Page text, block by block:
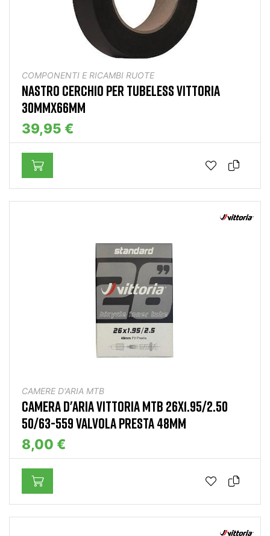
COMPONENTI E RICAMBI RUOTE
NASTRO CERCHIO PER TUBELESS VITTORIA
30MMX66MM
39,95 €
CAMERE D'ARIA MTB
CAMERA D'ARIA VITTORIA MTB 26X1.95/2.50
50/63-559 VALVOLA PRESTA 48MM
8,00 €